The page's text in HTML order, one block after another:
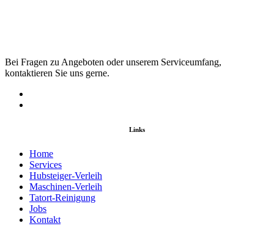
Bei Fragen zu Angeboten oder unserem Serviceumfang,
kontaktieren Sie uns gerne.
Links
Home
Services
Hubsteiger-Verleih
Maschinen-Verleih
Tatort-Reinigung
Jobs
Kontakt